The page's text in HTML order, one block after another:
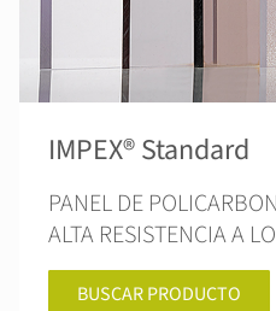
IMPEX® Standard
PANEL DE
ALTA RESISTENCIA A
BUSCAR PRODUCTO